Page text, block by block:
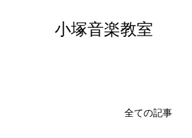
小塚音楽教室
全ての記事